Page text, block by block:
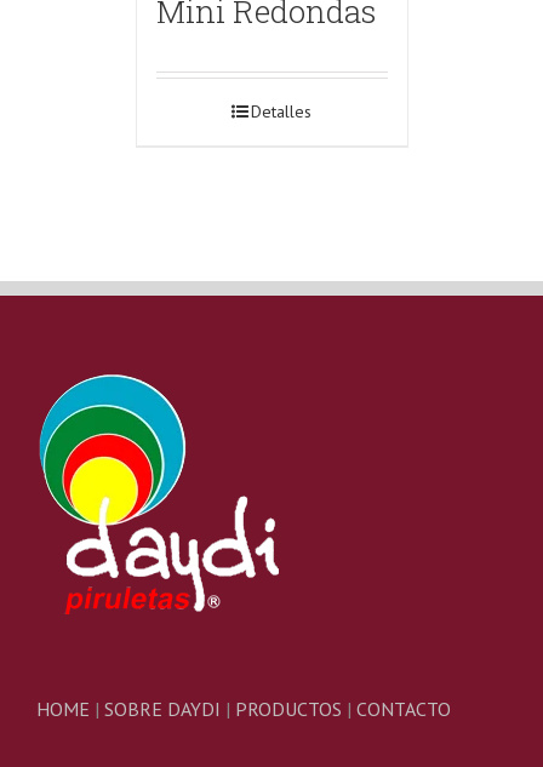
Mini Redondas
Detalles
HOME | SOBRE DAYDI | PRODUCTOS | CONTACTO